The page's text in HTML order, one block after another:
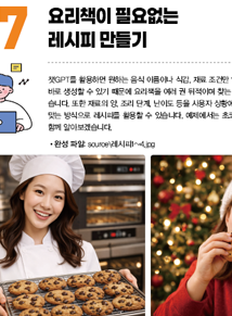
기
연출하기
기
가 영상 생성하기
드 기능으로 인물 동일성 유지
생성하기
성하기
길이 설정 노하우